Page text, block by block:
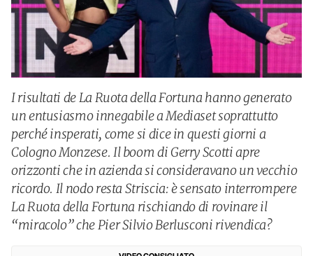
I risultati de La Ruota della Fortuna hanno generato
un entusiasmo innegabile a Mediaset soprattutto
perché insperati, come si dice in questi giorni a
Cologno Monzese. Il boom di Gerry Scotti apre
orizzonti che in azienda si consideravano un vecchio
ricordo. Il nodo resta Striscia: è sensato interrompere
La Ruota della Fortuna rischiando di rovinare il
“miracolo” che Pier Silvio Berlusconi rivendica?